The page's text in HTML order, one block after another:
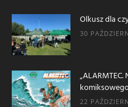
Olkusz dla
30
22